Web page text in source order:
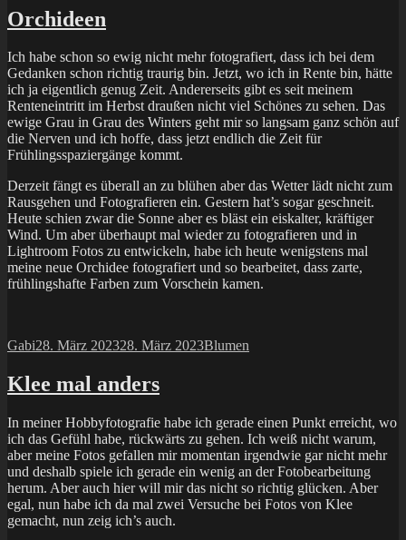
Orchideen
Ich habe schon so ewig nicht mehr fotografiert, dass ich bei dem
Gedanken schon richtig traurig bin. Jetzt, wo ich in Rente bin, hätte
ich ja eigentlich genug Zeit. Andererseits gibt es seit meinem
Renteneintritt im Herbst draußen nicht viel Schönes zu sehen. Das
ewige Grau in Grau des Winters geht mir so langsam ganz schön auf
die Nerven und ich hoffe, dass jetzt endlich die Zeit für
Frühlingsspaziergänge kommt.
Derzeit fängt es überall an zu blühen aber das Wetter lädt nicht zum
Rausgehen und Fotografieren ein. Gestern hat’s sogar geschneit.
Heute schien zwar die Sonne aber es bläst ein eiskalter, kräftiger
Wind. Um aber überhaupt mal wieder zu fotografieren und in
Lightroom Fotos zu entwickeln, habe ich heute wenigstens mal
meine neue Orchidee fotografiert und so bearbeitet, dass zarte,
frühlingshafte Farben zum Vorschein kamen.
Autor
GabiVeröffentlicht
28. März 202328. März 2023Kategorien
Blumen
Klee mal anders
In meiner Hobbyfotografie habe ich gerade einen Punkt erreicht, wo
ich das Gefühl habe, rückwärts zu gehen. Ich weiß nicht warum,
aber meine Fotos gefallen mir momentan irgendwie gar nicht mehr
und deshalb spiele ich gerade ein wenig an der Fotobearbeitung
herum. Aber auch hier will mir das nicht so richtig glücken. Aber
egal, nun habe ich da mal zwei Versuche bei Fotos von Klee
gemacht, nun zeig ich’s auch.